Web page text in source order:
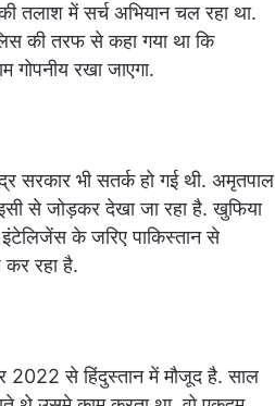
तलाश में सर्च अभियान चल रहा था.
की तरफ से कहा गया था कि
गोपनीय रखा जाएगा.
भी सतर्क हो गई थी. अमृतपाल
से जोड़कर देखा जा रहा है. खुफिया
के जरिए पाकिस्तान से
कर रहा है.
2022 से हिंदुस्तान में मौजूद है. साल